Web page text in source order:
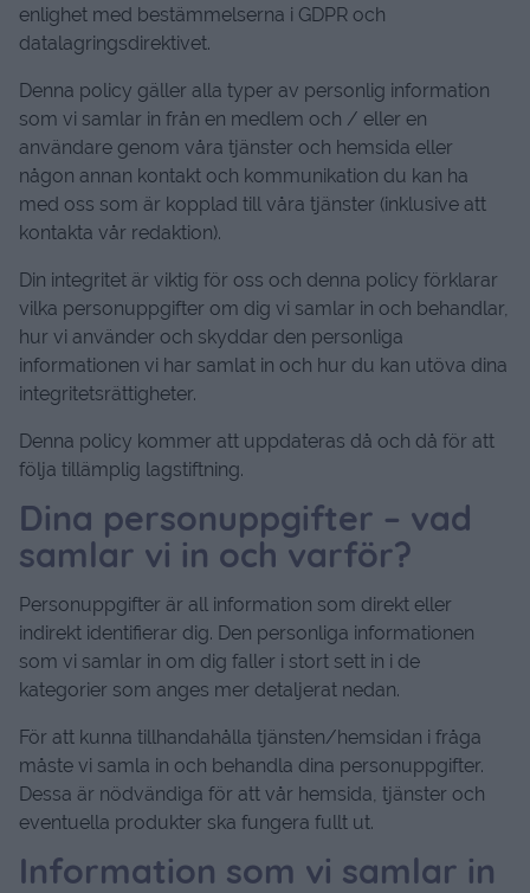
enlighet med bestämmelserna i GDPR och
datalagringsdirektivet.
Denna policy gäller alla typer av personlig information
som vi samlar in från en medlem och / eller en
användare genom våra tjänster och hemsida eller
någon annan kontakt och kommunikation du kan ha
med oss ​​som är kopplad till våra tjänster (inklusive att
kontakta vår redaktion).
Din integritet är viktig för oss och denna policy förklarar
vilka personuppgifter om dig vi samlar in och behandlar,
hur vi använder och skyddar den personliga
informationen vi har samlat in och hur du kan utöva dina
integritetsrättigheter.
Denna policy kommer att uppdateras då och då för att
följa tillämplig lagstiftning.
Dina personuppgifter – vad
samlar vi in ​​och varför?
Personuppgifter är all information som direkt eller
indirekt identifierar dig. Den personliga informationen
som vi samlar in om dig faller i stort sett in i de
kategorier som anges mer detaljerat nedan.
För att kunna tillhandahålla tjänsten/hemsidan i fråga
måste vi samla in och behandla dina personuppgifter.
Dessa är nödvändiga för att vår hemsida, tjänster och
eventuella produkter ska fungera fullt ut.
Information som vi samlar in